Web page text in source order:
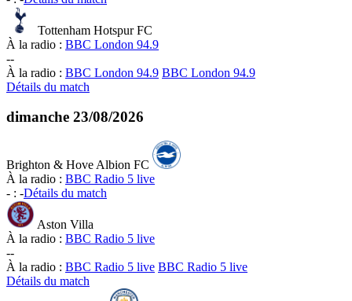
Tottenham Hotspur FC
À la radio : BBC London 94.9
--
À la radio : BBC London 94.9 BBC London 94.9
Détails du match
dimanche 23/08/2026
Brighton & Hove Albion FC
À la radio : BBC Radio 5 live
- : -Détails du match
Aston Villa
À la radio : BBC Radio 5 live
--
À la radio : BBC Radio 5 live BBC Radio 5 live
Détails du match